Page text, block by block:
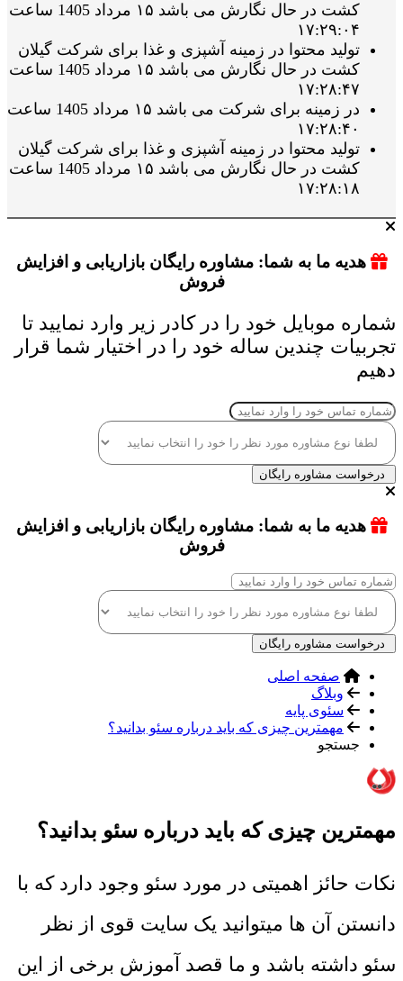
کشت در حال نگارش می باشد ۱۵ مرداد 1405 ساعت
۱۷:۲۹:۰۴
تولید محتوا در زمینه آشپزی و غذا برای شرکت گیلان
کشت در حال نگارش می باشد ۱۵ مرداد 1405 ساعت
۱۷:۲۸:۴۷
در زمینه برای شرکت می باشد ۱۵ مرداد 1405 ساعت
۱۷:۲۸:۴۰
تولید محتوا در زمینه آشپزی و غذا برای شرکت گیلان
کشت در حال نگارش می باشد ۱۵ مرداد 1405 ساعت
۱۷:۲۸:۱۸
هدیه ما به شما: مشاوره رایگان بازاریابی و افزایش
فروش
شماره موبایل خود را در کادر زیر وارد نمایید تا
تجربیات چندین ساله خود را در اختیار شما قرار
دهیم
درخواست مشاوره رایگان
هدیه ما به شما: مشاوره رایگان بازاریابی و افزایش
فروش
درخواست مشاوره رایگان
صفحه اصلی
وبلاگ
سئوی پایه
مهمترین چیزی که باید درباره سئو بدانید؟
جستجو
مهمترین چیزی که باید درباره سئو بدانید؟
نکات حائز اهمیتی در مورد سئو وجود دارد که با
دانستن آن ها میتوانید یک سایت قوی از نظر
سئو داشته باشد و ما قصد آموزش برخی از این